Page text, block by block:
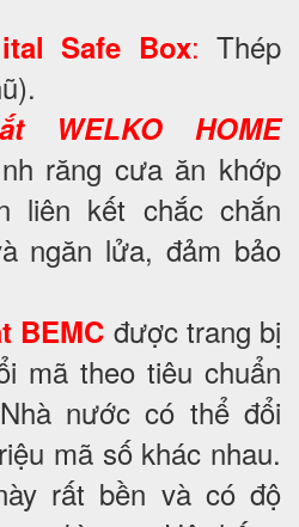
Safe Box: Thép
WELKO HOME
răng cưa ăn khớp
liên kết chắc chắn
ngăn lửa, đảm bảo
BEMC được trang bị
mã theo tiêu chuẩn
nước có thể đổi
mã số khác nhau.
rất bền và có độ